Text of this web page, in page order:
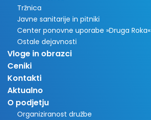
Tržnica
Javne sanitarije in pitniki
Center ponovne uporabe »Druga Roka«
Ostale dejavnosti
Vloge in obrazci
Ceniki
Kontakti
Aktualno
O podjetju
Organiziranost družbe